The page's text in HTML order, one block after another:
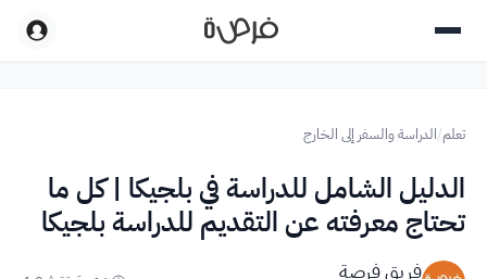
تعلم/الدراسة والسفر إلى الخارج
الدليل الشامل للدراسة في بلجيكا | كل ما
تحتاج معرفته عن التقديم للدراسة بلجيكا
فريق فرصة